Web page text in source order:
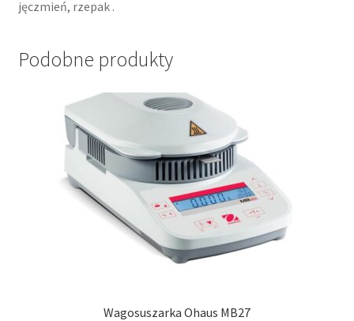
jęczmień, rzepak .
Podobne produkty
Wagosuszarka Ohaus MB27